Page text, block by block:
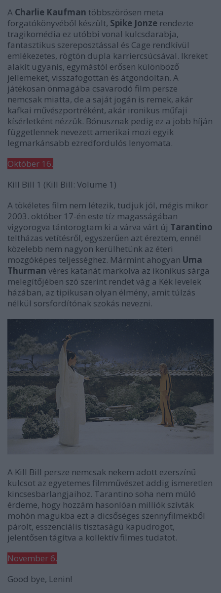
A Charlie Kaufman többszörösen meta
forgatókönyvéből készült, Spike Jonze rendezte
tragikomédia ez utóbbi vonal kulcsdarabja,
fantasztikus szereposztással és Cage rendkívül
emlékezetes, rögtön dupla karriercsúcsával. Ikreket
alakít ugyanis, egymástól erősen különböző
jellemeket, visszafogottan és átgondoltan. A
játékosan önmagába csavarodó film persze
nemcsak miatta, de a saját jogán is remek, akár
kafkai művészportréként, akár ironikus műfaji
kísérletként nézzük. Bónusznak pedig ez a jobb híján
függetlennek nevezett amerikai mozi egyik
legmarkánsabb ezredfordulós lenyomata.
Október 16.
Kill Bill 1 (Kill Bill: Volume 1)
A tökéletes film nem létezik, tudjuk jól, mégis mikor
2003. október 17-én este tíz magasságában
vigyorogva tántorogtam ki a várva várt új Tarantino
teltházas vetítésről, egyszerűen azt éreztem, ennél
közelebb nem nagyon kerülhetünk az éteri
mozgóképes teljességhez. Mármint ahogyan Uma
Thurman véres katanát markolva az ikonikus sárga
melegítőjében szó szerint rendet vág a Kék levelek
házában, az tipikusan olyan élmény, amit túlzás
nélkül sorsfordítónak szokás nevezni.
A Kill Bill persze nemcsak nekem adott ezerszínű
kulcsot az egyetemes filmművészet addig ismeretlen
kincsesbarlangjaihoz. Tarantino soha nem múló
érdeme, hogy hozzám hasonlóan milliók szívták
mohón magukba ezt a dicsőséges szennyfilmekből
párolt, esszenciális tisztaságú kapudrogot,
jelentősen tágítva a kollektív filmes tudatot.
November 6.
Good bye, Lenin!